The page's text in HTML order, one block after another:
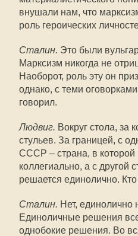
внушали нам, что
роль героических
Сталин. Это были
Марксизм никогда не
Наоборот, роль эту он
однако, с теми
говорил.
Людвиг. Вокруг стола, за
стульев. За границей, с
СССР – страна, в
коллегиально, а с другой
решается единолично.
Сталин. Нет, единолично
Единоличные решения
однобокие решения. Во